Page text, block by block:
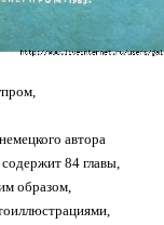
автора
84 главы,
образом,